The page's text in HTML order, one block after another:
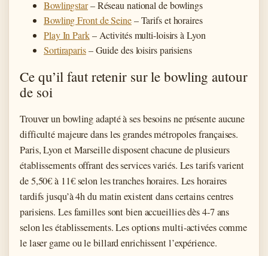
Bowlingstar– Réseau national de bowlings
Bowling Front de Seine– Tarifs et horaires
Play In Park– Activités multi-loisirs à Lyon
Sortiraparis– Guide des loisirs parisiens
Ce qu’il faut retenir sur le bowling autour
de soi
Trouver un bowling adapté à ses besoins ne présente aucune
difficulté majeure dans les grandes métropoles françaises.
Paris, Lyon et Marseille disposent chacune de plusieurs
établissements offrant des services variés. Les tarifs varient
de 5,50€ à 11€ selon les tranches horaires. Les horaires
tardifs jusqu’à 4h du matin existent dans certains centres
parisiens. Les familles sont bien accueillies dès 4-7 ans
selon les établissements. Les options multi-activées comme
le laser game ou le billard enrichissent l’expérience.